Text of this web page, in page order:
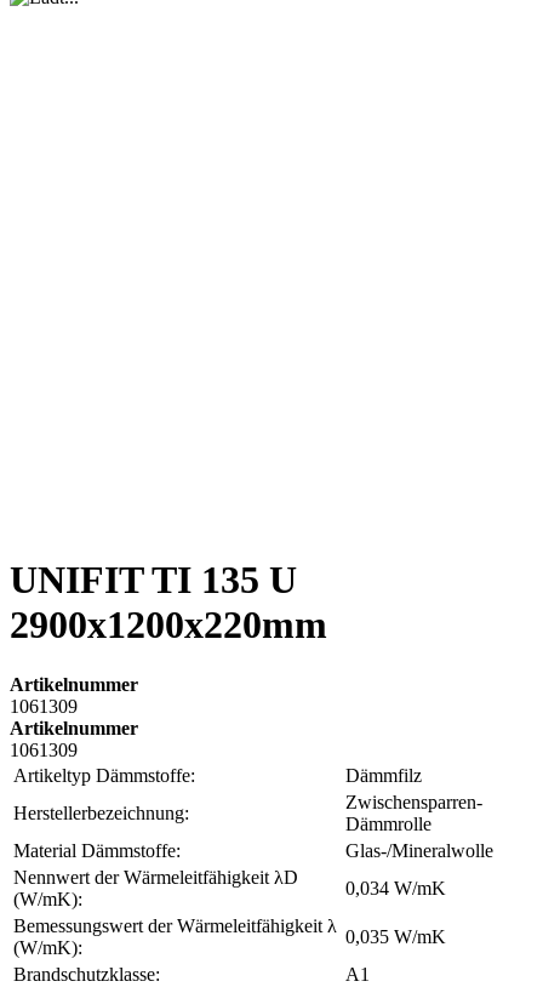
UNIFIT TI 135 U
2900x1200x220mm
Artikelnummer
1061309
Artikelnummer
1061309
Artikeltyp Dämmstoffe:
Dämmfilz
Herstellerbezeichnung:
Zwischensparren-
Dämmrolle
Material Dämmstoffe:
Glas-/Mineralwolle
Nennwert der Wärmeleitfähigkeit λD
(W/mK):
0,034 W/mK
Bemessungswert der Wärmeleitfähigkeit λ
(W/mK):
0,035 W/mK
Brandschutzklasse:
A1